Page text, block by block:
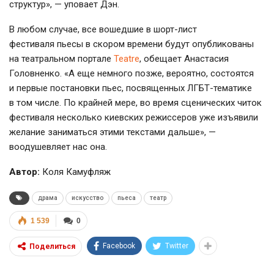
структур», — уповает Дэн.
В любом случае, все вошедшие в шорт-лист
фестиваля пьесы в скором времени будут опубликованы
на театральном портале Teatre, обещает Анастасия
Головненко. «А еще немного позже, вероятно, состоятся
и первые постановки пьес, посвященных ЛГБТ-тематике
в том числе. По крайней мере, во время сценических читок
фестиваля несколько киевских режиссеров уже изъявили
желание заниматься этими текстами дальше», —
воодушевляет нас она.
Автор: Коля Камуфляж
драма искусство пьеса театр
0
1 539
Поделиться Facebook Twitter